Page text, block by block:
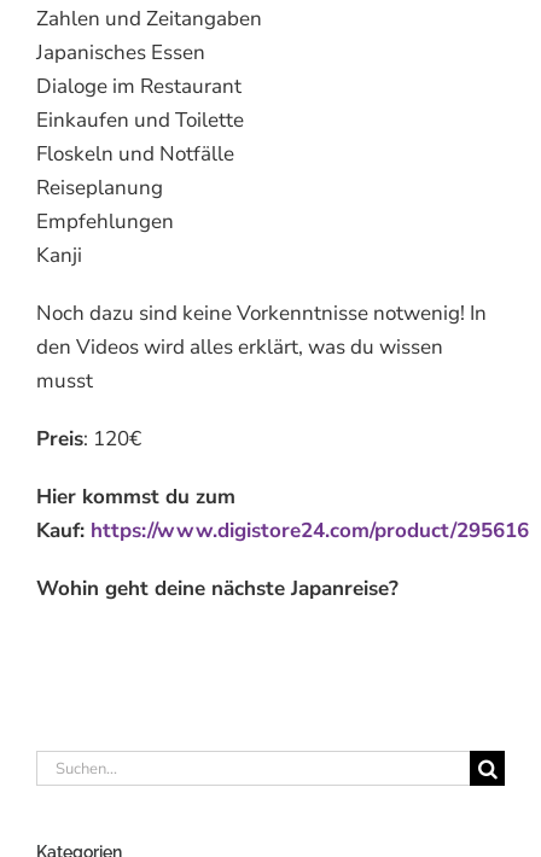
Zahlen und Zeitangaben
Japanisches Essen
Dialoge im Restaurant
Einkaufen und Toilette
Floskeln und Notfälle
Reiseplanung
Empfehlungen
Kanji
Noch dazu sind keine Vorkenntnisse notwenig! In
den Videos wird alles erklärt, was du wissen
musst
Preis: 120€
Hier kommst du zum
Kauf: https://www.digistore24.com/product/295616
Wohin geht deine nächste Japanreise?
Suche
Kategorien